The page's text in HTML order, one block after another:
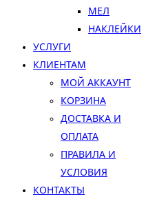
МЕЛ
НАКЛЕЙКИ
УСЛУГИ
КЛИЕНТАМ
МОЙ АККАУНТ
КОРЗИНА
ДОСТАВКА И
ОПЛАТА
ПРАВИЛА И
УСЛОВИЯ
КОНТАКТЫ